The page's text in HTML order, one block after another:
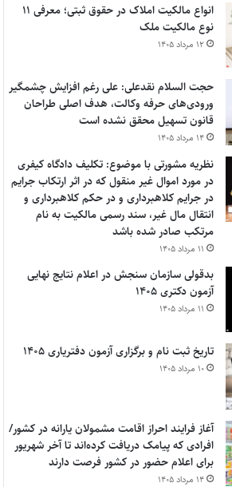
انواع مالکیت املاک در حقوق ثبتی؛ معرفی ۱۱
نوع مالکیت ملک
۱۲ مرداد ۱۴۰۵
حجت السلام نقدعلی: علی رغم افزایش چشمگیر
ورودی‌های حرفه وکالت، هدف اصلی طراحان
قانون تسهیل محقق نشده است
۱۴ مرداد ۱۴۰۵
نظریه مشورتی با موضوع: تکلیف دادگاه کیفری
در مورد اموال غیر منقول که در اثر ارتکاب جرایم
در جرایم کلاهبرداری و در حکم کلاهبرداری و
انتقال مال غیر، سند رسمی مالکیت به نام
مرتکب صادر شده باشد
۱۱ مرداد ۱۴۰۵
بدقولی سازمان سنجش در اعلام نتایج نهایی
آزمون دکتری ۱۴۰۵
۱۱ مرداد ۱۴۰۵
تاریخ ثبت نام و برگزاری آزمون دفتریاری ۱۴۰۵
۱۰ مرداد ۱۴۰۵
آغاز فرایند احراز اقامت مشمولان یارانه در کشور/
افرادی که پیامک دریافت کرده‌اند تا آخر شهریور
برای اعلام حضور در کشور فرصت دارند
۱۴ مرداد ۱۴۰۵